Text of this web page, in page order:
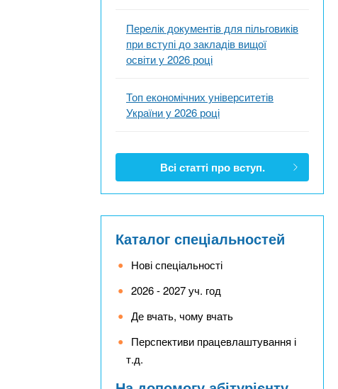
Перелік документів для пільговиків
при вступі до закладів вищої
освіти у 2026 році
Топ економічних університетів
України у 2026 році
Всі статті про вступ.
Каталог спеціальностей
Нові спеціальності
2026 - 2027 уч. год
Де вчать, чому вчать
Перспективи працевлаштування і
т.д.